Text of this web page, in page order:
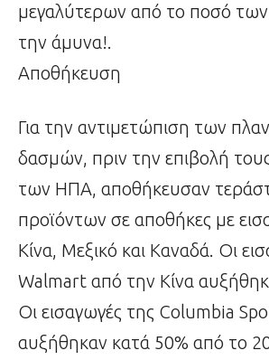
μεγαλύτερων από το ποσό
την άμυνα!.
Αποθήκευση
Για την αντιμετώπιση των
δασμών, πριν την επιβολή τους,
των ΗΠΑ, αποθήκευσαν
προϊόντων σε αποθήκες με
Κίνα, Μεξικό και Καναδά. Οι
Walmart από την Κίνα
Οι εισαγωγές της Columbia
αυξήθηκαν κατά 50% από το